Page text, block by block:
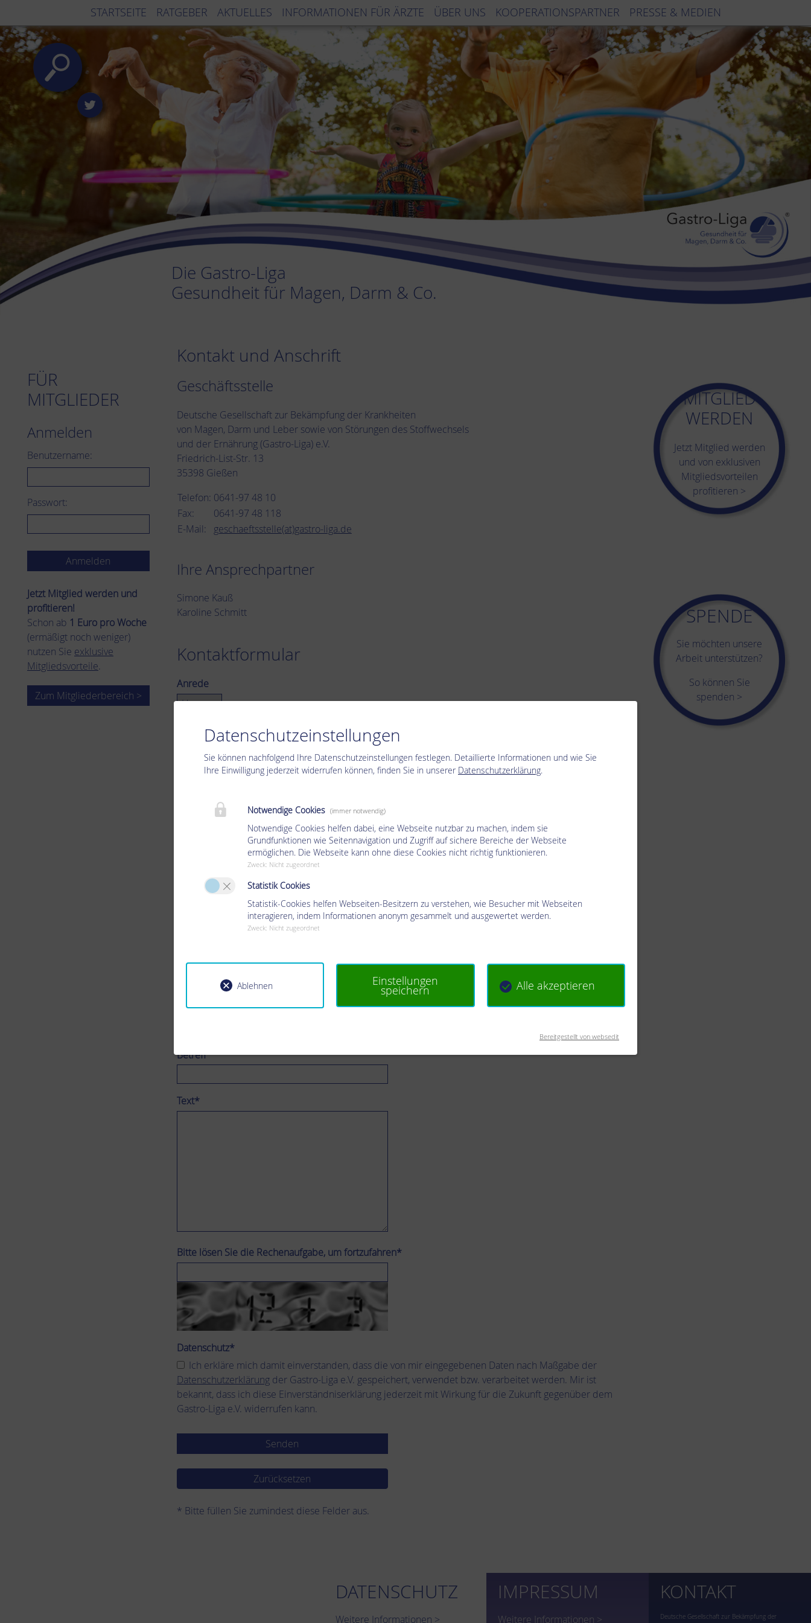
STARTSEITE RATGEBER AKTUELLES INFORMATIONEN FÜR ÄRZTE ÜBER UNS KOOPERATIONSPARTNER PRESSE & MEDIEN
Die Gastro-Liga
Gesundheit für Magen, Darm & Co.
FÜR
MITGLIEDER
Anmelden
Benutzername:
Passwort:
Jetzt Mitglied werden und
pro­fi­tie­ren!
Schon ab 1 Euro pro Woche
(ermäßigt noch weniger)
nutzen Sie exklusive
Mitgliedsvorteile.
Zum Mitgliederbereich >
Kontakt und Anschrift
Geschäftsstelle
Deutsche Gesellschaft zur Bekämpfung der Krankheiten
von Magen, Darm und Leber sowie von Störungen des Stoffwechsels
und der Ernährung (Gastro-Liga) e.V.
Friedrich-List-Str. 13
35398 Gießen
Telefon: 0641-97 48 10
Fax:
0641-97 48 118
E-Mail:
geschaeftsstelle(at)gastro-liga.de
Ihre Ansprechpartner
Simone Kauß
Karoline Schmitt
Kontaktformular
Anrede
*
Telefon
E-mail
Betreff
Text*
Bitte lösen Sie die Rechenaufgabe, um fortzufahren*
Datenschutz*
Ich erkläre mich damit einverstanden, dass die von mir eingegebenen Daten nach Maßgabe der
Datenschutzerklärungder Gastro-Liga e.V. gespeichert, verwendet bzw. verarbeitet werden. Mir ist
bekannt, dass ich diese Einverständniserklärung jederzeit mit Wirkung für die Zukunft gegenüber dem
Gastro-Liga e.V. widerrufen kann.
* Bitte füllen Sie zumindest diese Felder aus.
MITGLIED
WERDEN
Jetzt Mitglied werden
und von exklusiven
Mitgliedsvorteilen
profitieren >
SPENDE
Sie möchten unsere
Arbeit unterstützen?
So können Sie
spenden >
DATENSCHUTZ
Weitere Informationen >
IMPRESSUM
Weitere Informationen >
KONTAKT
Deutsche Gesellschaft zur Bekämpfung der
Datenschutzeinstellungen
Sie können nachfolgend Ihre Datenschutzeinstellungen festlegen. Detaillierte Informationen und wie Sie
Ihre Einwilligung jederzeit widerrufen können, finden Sie in unserer Datenschutzerklärung.
Notwendige Cookies (immer notwendig)
Notwendige Cookies helfen dabei, eine Webseite nutzbar zu machen, indem sie
Grundfunktionen wie Seitennavigation und Zugriff auf sichere Bereiche der Webseite
ermöglichen. Die Webseite kann ohne diese Cookies nicht richtig funktionieren.
Zweck: Nicht zugeordnet
Statistik Cookies
Statistik-Cookies helfen Webseiten-Besitzern zu verstehen, wie Besucher mit Webseiten
interagieren, indem Informationen anonym gesammelt und ausgewertet werden.
Zweck: Nicht zugeordnet
Ablehnen Einstellungen
speichern Alle akzeptieren
Bereitgestellt von websedit